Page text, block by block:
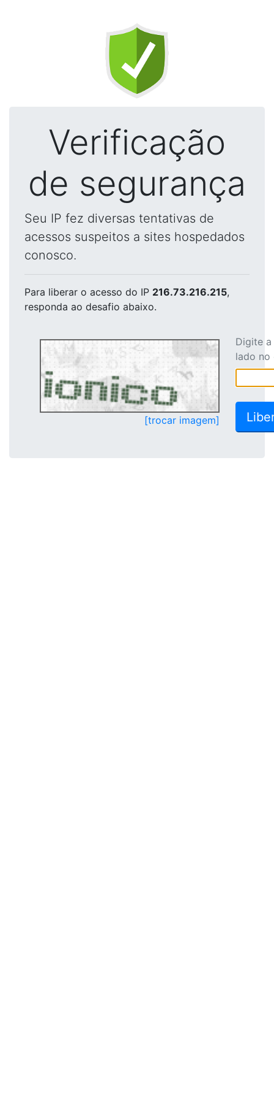
Verificação
de segurança
Seu IP fez diversas tentativas de
acessos suspeitos a sites hospedados
conosco.
Para liberar o acesso do IP 216.73.216.215,
responda ao desafio abaixo.
[trocar imagem]
Digite
lado no